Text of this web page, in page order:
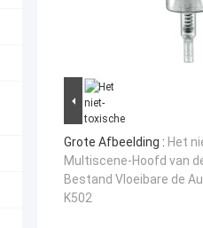
Grote Afbeelding : Het
Multiscene-Hoofd van
Bestand Vloeibare de
K502